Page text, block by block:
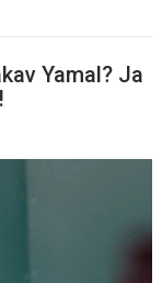
Yamal? Ja